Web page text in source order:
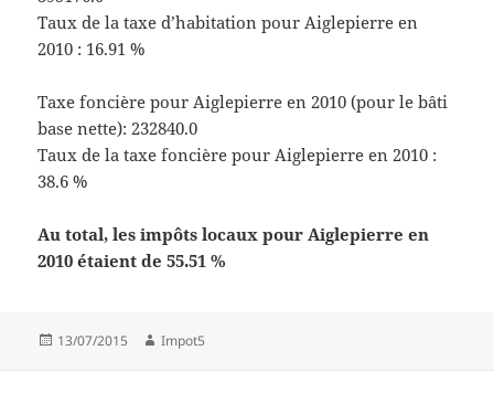
Taux de la taxe d’habitation pour Aiglepierre en
2010 : 16.91 %
Taxe foncière pour Aiglepierre en 2010 (pour le bâti
base nette): 232840.0
Taux de la taxe foncière pour Aiglepierre en 2010 :
38.6 %
Au total, les impôts locaux pour Aiglepierre en
2010 étaient de 55.51 %
Publié
13/07/2015 Auteur
Impot5